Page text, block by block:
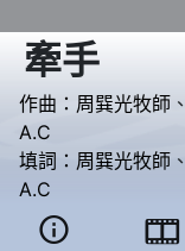
牽手
作曲： 周巽光牧師 、
A.C
填詞： 周巽光牧師 、
A.C
 